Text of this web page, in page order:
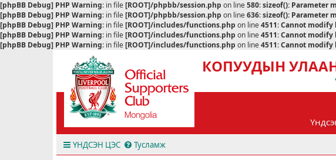
[phpBB Debug] PHP Warning: in file[ROOT]/phpbb/session.php on line580:sizeof(): Parameter
[phpBB Debug] PHP Warning: in file[ROOT]/phpbb/session.php on line636:sizeof(): Parameter
[phpBB Debug] PHP Warning: in file[ROOT]/includes/functions.php on line4511:Cannot modify
[phpBB Debug] PHP Warning: in file[ROOT]/includes/functions.php on line4511:Cannot modify
[phpBB Debug] PHP Warning: in file[ROOT]/includes/functions.php on line4511:Cannot modify
КОПУУДЫН
ҮНДСЭН ЦЭС Тусламж